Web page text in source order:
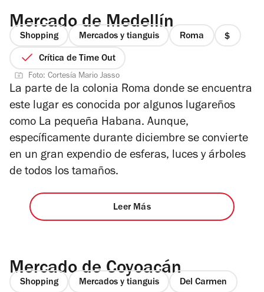
Mercado de Medellín
Shopping Mercados y tianguis Roma
precio
4
Crítica de Time Out
Foto: Cortesía Mario Jasso
La parte de la colonia Roma donde se encuentra
este lugar es conocida por algunos lugareños
como La pequeña Habana. Aunque,
específicamente durante diciembre se convierte
en un gran expendio de esferas, luces y árboles
de todos los tamaños.
Leer Más
Mercado de Coyoacán
Shopping Mercados y tianguis Del Carmen